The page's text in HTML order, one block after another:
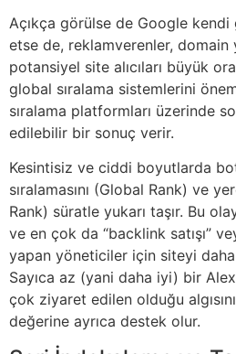
Açıkça görülse de Google
etse de, reklamverenler, domain
potansiyel site alıcıları büyük
global sıralama sistemlerini
sıralama platformları üzerinde
edilebilir bir sonuç verir.
Kesintisiz ve ciddi boyutlarda
sıralamasını (Global Rank) ve
Rank) süratle yukarı taşır. Bu
ve en çok da “backlink satışı”
yapan yöneticiler için siteyi
Sayıca az (yani daha iyi) bir
çok ziyaret edilen olduğu
değerine ayrıca destek olur.